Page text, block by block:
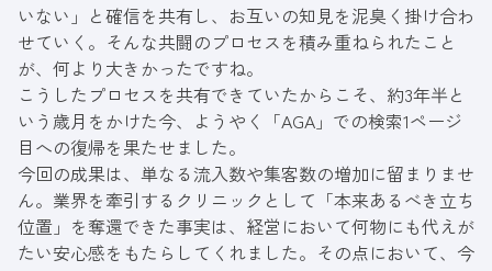
いない」と確信を共有し、お互いの知見を泥臭く掛け合わ
せていく。そんな共闘のプロセスを積み重ねられたこと
が、何より大きかったですね。
こうしたプロセスを共有できていたからこそ、約3年半と
いう歳月をかけた今、ようやく「AGA」での検索1ページ
目への復帰を果たせました。
今回の成果は、単なる流入数や集客数の増加に留まりませ
ん。業界を牽引するクリニックとして「本来あるべき立ち
位置」を奪還できた事実は、経営において何物にも代えが
たい安心感をもたらしてくれました。その点において、今